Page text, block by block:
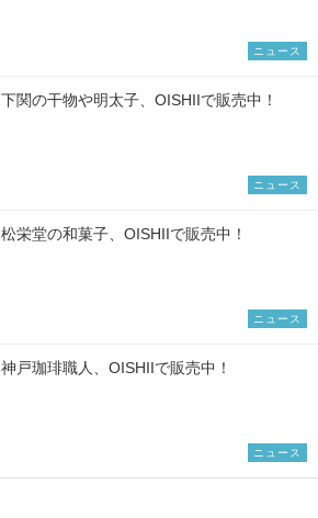
ニュース
下関の干物や明太子、OISHIIで販売中！
ニュース
松栄堂の和菓子、OISHIIで販売中！
ニュース
神戸珈琲職人、OISHIIで販売中！
ニュース